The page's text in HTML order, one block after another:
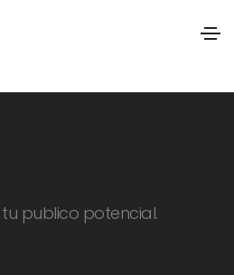
publico potencial.